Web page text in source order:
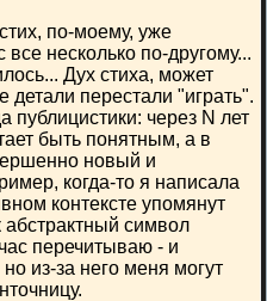
по-моему, уже
несколько по-другому...
Дух стиха, может
детали перестали "играть".
через N лет
быть понятным, а в
новый и
когда-то я написала
контексте упомянут
символ
перечитываю - и
из-за него меня могут